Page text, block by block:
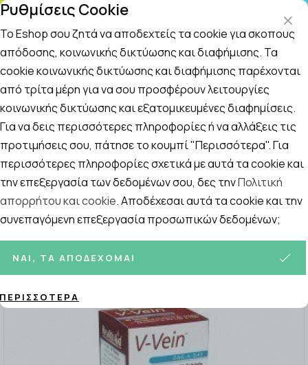
ΤΗΛΕΦΩΝΙΚΟ ΚΕΝΤΡΟ: Δευτ.-Παρασκευή 09:00-14:00 και Σάββατο
09:00-14:00
Αναζήτηση
Αρχική / ΣΥΜΠΛΗΡΩΜΑΤΑ ΔΙΑΤΡΟΦΗΣ / Συμπληρώματα
Καρδιά & Κυκλοφορικό
Ταξινόμηση Προβολή
29ΠΡΟΪΌΝΤΑ
Ρυθμίσεις Cookie
Το Eshop σου ζητά να αποδεχτείς τα cookie για σκοπούς
απόδοσης, κοινωνικής δικτύωσης και διαφήμισης. Τα
cookie κοινωνικής δικτύωσης και διαφήμισης παρέχονται
από τρίτα μέρη για να σου προσφέρουν λειτουργίες
κοινωνικής δικτύωσης και εξατομικευμένες διαφημίσεις.
Για να δεις περισσότερες πληροφορίες ή να αλλάξεις τις
προτιμήσεις σου, πάτησε το κουμπί "Περισσότερα". Για
περισσότερες πληροφορίες σχετικά με αυτά τα cookie και
την επεξεργασία των δεδομένων σου, δες τηνΠολιτική
απορρήτου και cookie. Αποδέχεσαι αυτά τα cookie και την
συνεπαγόμενη επεξεργασία προσωπικών δεδομένων;
ΝΑΙ, ΤΑ ΑΠΟΔΈΧΟΜΑΙ
ΠΕΡΙΣΣΌΤΕΡΑ